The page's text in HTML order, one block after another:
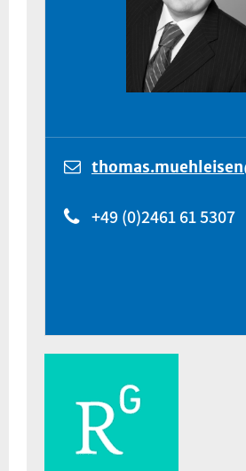
+49 (0)2461 61 5307